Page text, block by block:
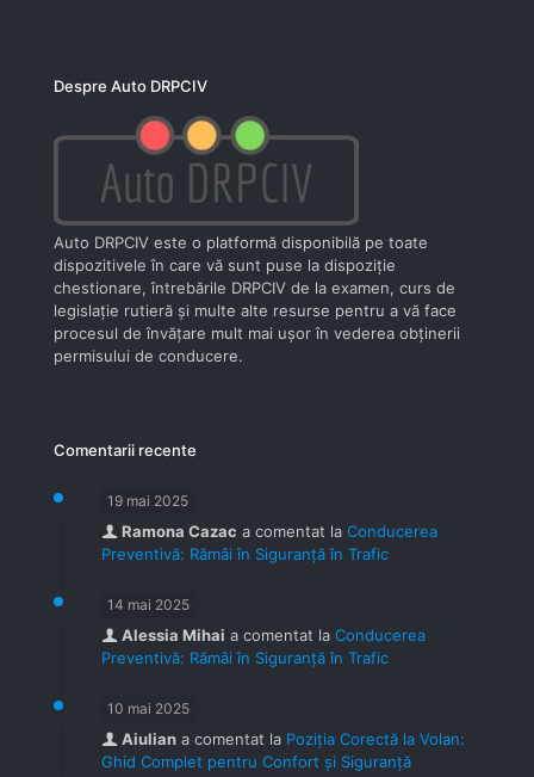
Despre Auto DRPCIV
Auto DRPCIV este o platformă disponibilă pe toate
dispozitivele în care vă sunt puse la dispoziţie
chestionare, întrebările DRPCIV de la examen, curs de
legislaţie rutieră şi multe alte resurse pentru a vă face
procesul de învăţare mult mai uşor în vederea obţinerii
permisului de conducere.
Comentarii recente
19 mai 2025
Ramona Cazac a comentat la Conducerea
Preventivă: Rămâi în Siguranță în Trafic
14 mai 2025
Alessia Mihai a comentat la Conducerea
Preventivă: Rămâi în Siguranță în Trafic
10 mai 2025
Aiulian a comentat la Poziția Corectă la Volan:
Ghid Complet pentru Confort și Siguranță